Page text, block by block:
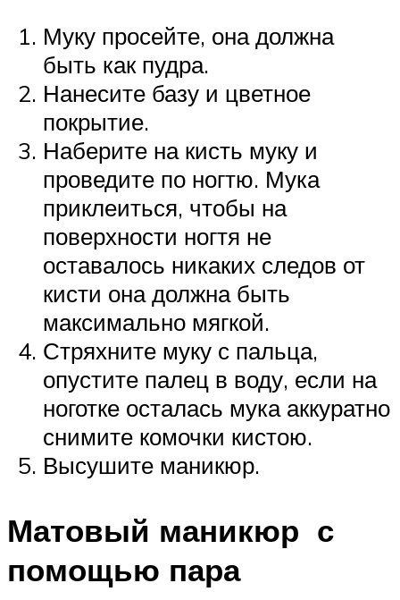
Муку просейте, она должна
быть как пудра.
Нанесите базу и цветное
покрытие.
Наберите на кисть муку и
проведите по ногтю. Мука
приклеиться, чтобы на
поверхности ногтя не
оставалось никаких следов от
кисти она должна быть
максимально мягкой.
Стряхните муку с пальца,
опустите палец в воду, если на
ноготке осталась мука аккуратно
снимите комочки кистою.
Высушите маникюр.
Матовый маникюр с
помощью пара